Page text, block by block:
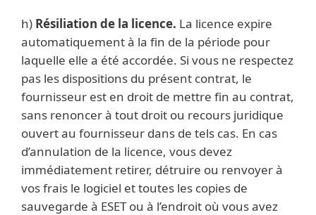
h) Résiliation de la licence. La licence expire
automatiquement à la fin de la période pour
laquelle elle a été accordée. Si vous ne respectez
pas les dispositions du présent contrat, le
fournisseur est en droit de mettre fin au contrat,
sans renoncer à tout droit ou recours juridique
ouvert au fournisseur dans de tels cas. En cas
d’annulation de la licence, vous devez
immédiatement retirer, détruire ou renvoyer à
vos frais le logiciel et toutes les copies de
sauvegarde à ESET ou à l’endroit où vous avez